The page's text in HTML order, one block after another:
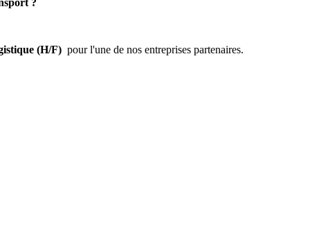
?
(H/F) pour l'une de nos entreprises partenaires.